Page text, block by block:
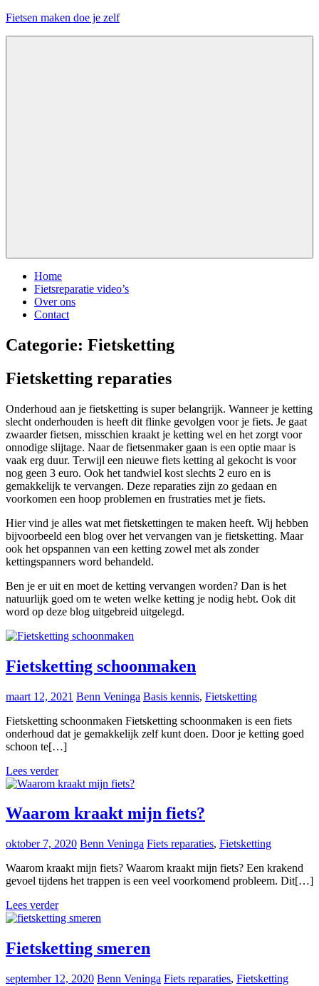
Ga
Fietsen maken doe je zelf
Home
Fietsreparatie video’s
Over ons
Contact
Categorie: Fietsketting
Fietsketting reparaties
Onderhoud aan je fietsketting is super belangrijk. Wanneer je ketting
slecht onderhouden is heeft dit flinke gevolgen voor je fiets. Je gaat
zwaarder fietsen, misschien kraakt je ketting wel en het zorgt voor
onnodige slijtage. Naar de fietsenmaker gaan is een optie maar is
vaak erg duur. Terwijl een nieuwe fiets ketting al gekocht is voor
nog geen 3 euro. Ook het tandwiel kost slechts 2 euro en is
gemakkelijk te vervangen. Deze reparaties zijn zo gedaan en
voorkomen een hoop problemen en frustraties met je fiets.
Hier vind je alles wat met fietskettingen te maken heeft. Wij hebben
bijvoorbeeld een blog over het vervangen van je fietsketting. Maar
ook het opspannen van een ketting zowel met als zonder
kettingspanners word behandeld.
Ben je er uit en moet de ketting vervangen worden? Dan is het
natuurlijk goed om te weten welke ketting je nodig hebt. Ook dit
word op deze blog uitgebreid uitgelegd.
Fietsketting schoonmaken
maart 12, 2021 Benn Veninga Basis kennis, Fietsketting
Fietsketting schoonmaken Fietsketting schoonmaken is een fiets
onderhoud dat je gemakkelijk zelf kunt doen. Door je ketting goed
schoon te[…]
Lees verder
Waarom kraakt mijn fiets?
oktober 7, 2020 Benn Veninga Fiets reparaties, Fietsketting
Waarom kraakt mijn fiets? Waarom kraakt mijn fiets? Een krakend
gevoel tijdens het trappen is een veel voorkomend probleem. Dit[…]
Lees verder
Fietsketting smeren
september 12, 2020 Benn Veninga Fiets reparaties, Fietsketting